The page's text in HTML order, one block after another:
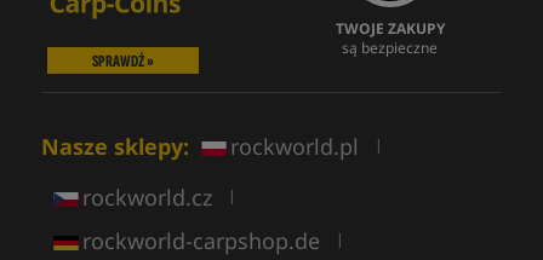
SPRAWDŹ »
TWOJE ZAKUPY
są bezpieczne
Nasze sklepy: rockworld.pl |
rockworld.cz |
rockworld-carpshop.de |